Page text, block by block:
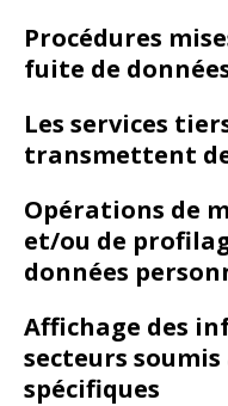
Procédures
fuite de
Les services
transmettent
Opérations de
et/ou de
données
Affichage des
secteurs
spécifiques